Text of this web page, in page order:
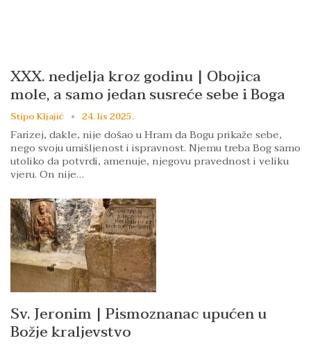
XXX. nedjelja kroz godinu | Obojica
mole, a samo jedan susreće sebe i Boga
Stipo Kljajić 24. lis 2025.
Farizej, dakle, nije došao u Hram da Bogu prikaže sebe,
nego svoju umišljenost i ispravnost. Njemu treba Bog samo
utoliko da potvrdi, amenuje, njegovu pravednost i veliku
vjeru. On nije…
Sv. Jeronim | Pismoznanac upućen u
Božje kraljevstvo